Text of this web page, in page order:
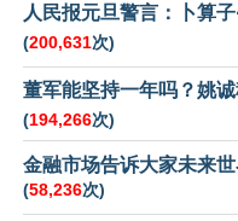
人民报元旦警言：卜算子
(200,631次)
董军能坚持一年吗？姚
(194,266次)
金融市场告诉大家未来
(58,236次)